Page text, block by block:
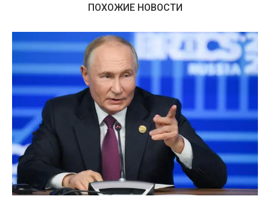
ПОХОЖИЕ НОВОСТИ